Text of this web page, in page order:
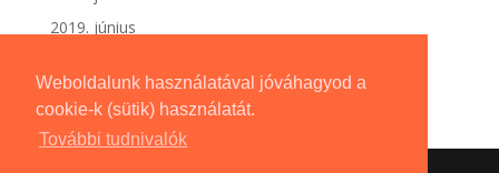
Weboldalunk használatával jóváhagyod a
cookie-k (sütik) használatát.
További tudnivalók
2019. június